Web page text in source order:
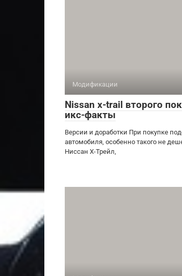
Модификации
Nissan x-trail второго
икс-факты
Версии и доработки При покупке
автомобиля, особенно такого не
Ниссан Х-Трейл,